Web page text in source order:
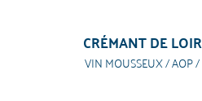
CRÉMANT DE
VIN MOUSSEUX / AOP